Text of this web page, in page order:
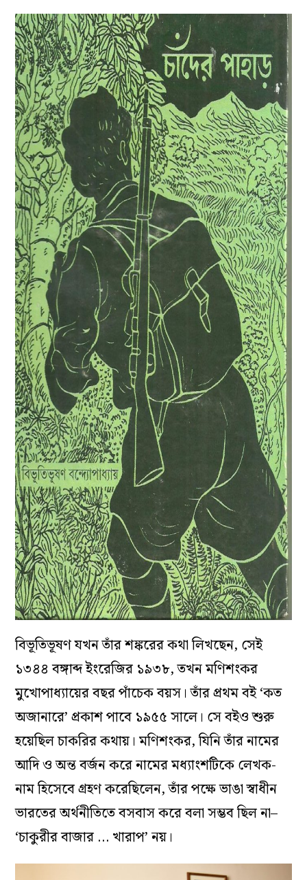
বিভূতিভূষণ যখন তাঁর শঙ্করের কথা লিখছেন, সেই
১৩৪৪ বঙ্গাব্দ ইংরেজির ১৯৩৮, তখন মণিশংকর
মুখোপাধ্যায়ের বছর পাঁচেক বয়স। তাঁর প্রথম বই ‘কত
অজানারে’ প্রকাশ পাবে ১৯৫৫ সালে। সে বইও শুরু
হয়েছিল চাকরির কথায়। মণিশংকর, যিনি তাঁর নামের
আদি ও অন্ত বর্জন করে নামের মধ্যাংশটিকে লেখক-
নাম হিসেবে গ্রহণ করেছিলেন, তাঁর পক্ষে ভাঙা স্বাধীন
ভারতের অর্থনীতিতে বসবাস করে বলা সম্ভব ছিল না–
‘চাকুরীর বাজার … খারাপ’ নয়।